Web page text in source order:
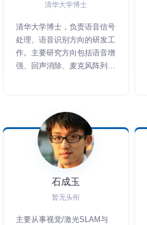
清华大学博士
清华大学博士，负责语音信号
处理、语音识别方向的研发工
作。主要研究方向包括语音增
强、回声消除、麦克风阵列、
AI Labs，在国内、国际会议
和期刊发表论文20余篇，已
公开发表语音相关专利30余
石成玉
暂无头衔
主要从事视觉/激光SLAM与